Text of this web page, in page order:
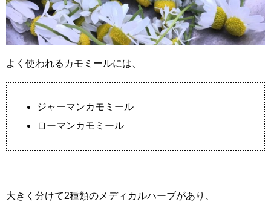
よく使われるカモミールには、
ジャーマンカモミール
ローマンカモミール
大きく分けて2種類のメディカルハーブがあり、